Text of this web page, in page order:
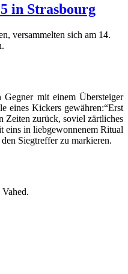
in Strasbourg
versammelten sich am 14.
mit einem Übersteiger
eines Kickers gewähren:“Erst
Zeiten zurück, soviel zärtliches
eins in liebgewonnenem Ritual
Siegtreffer zu markieren.